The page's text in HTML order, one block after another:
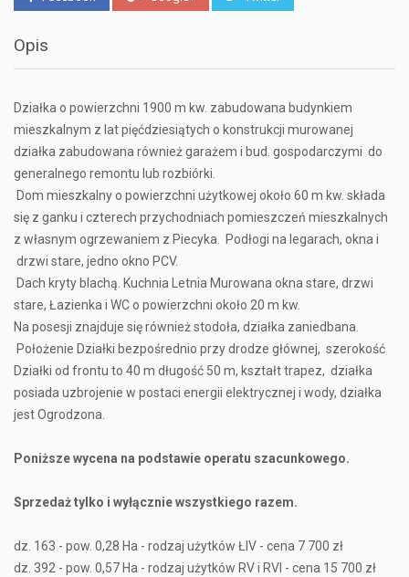
Opis
Działka o powierzchni 1900 m kw. zabudowana budynkiem
mieszkalnym z lat pięćdziesiątych o konstrukcji murowanej
działka zabudowana również garażem i bud. gospodarczymi do
generalnego remontu lub rozbiórki.
Dom mieszkalny o powierzchni użytkowej około 60 m kw. składa
się z ganku i czterech przychodniach pomieszczeń mieszkalnych
z własnym ogrzewaniem z Piecyka. Podłogi na legarach, okna i
drzwi stare, jedno okno PCV.
Dach kryty blachą. Kuchnia Letnia Murowana okna stare, drzwi
stare, Łazienka i WC o powierzchni około 20 m kw.
Na posesji znajduje się również stodoła, działka zaniedbana.
Położenie Działki bezpośrednio przy drodze głównej, szerokość
Działki od frontu to 40 m długość 50 m, kształt trapez, działka
posiada uzbrojenie w postaci energii elektrycznej i wody, działka
jest Ogrodzona.
Poniższe wycena na podstawie operatu szacunkowego.
Sprzedaż tylko i wyłącznie wszystkiego razem.
dz. 163 - pow. 0,28 Ha - rodzaj użytków ŁIV - cena 7 700 zł
dz. 392 - pow. 0,57 Ha - rodzaj użytków RV i RVI - cena 15 700 zł